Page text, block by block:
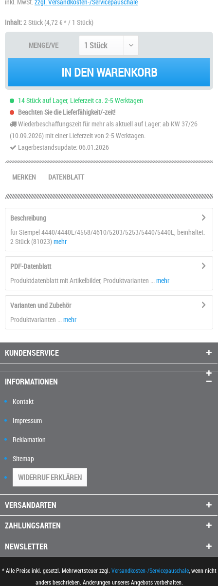
Inhalt:2 Stück (4,72 € * / 1 Stück)
MENGE/VE
IN DEN WARENKORB
14 Stück auf Lager, Lieferzeit ca. 2-5 Werktagen
Beachten Sie die Lieferfähigkeit/-zeit!
Wiederbeschaffungszeit für mehr als aktuell auf Lager: ab KW 37/26
(10.09.2026) mit einer Lieferzeit von 2-5 Werktagen.
Lagerbestandsupdate: 06.01.2026
DATENBLATT
MERKEN
Beschreibung
für Stempel 4440/4440L/4558/4610/5203/5253/5440/5440L, beinhaltet:
2 Stück (81023)mehr
PDF-Datenblatt
Produktdatenblatt mit Artikelbilder, Produktvarianten ... mehr
Varianten und Zubehör
Produktvarianten ... mehr
KUNDENSERVICE
INFORMATIONEN
Kontakt
Impressum
Reklamation
Sitemap
WIDERRUF ERKLÄREN
VERSANDARTEN
ZAHLUNGSARTEN
NEWSLETTER
* Alle Preise inkl. gesetzl. Mehrwertsteuer zzgl. Versandkosten-/Servicepauschale, wenn nicht
anders beschrieben. Änderungen unseres Angebots vorbehalten.